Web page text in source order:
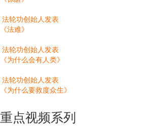
法轮功创始人发表
《法难》
法轮功创始人发表
《为什么会有人类》
法轮功创始人发表
《为什么要救度众生》
重点视频系列